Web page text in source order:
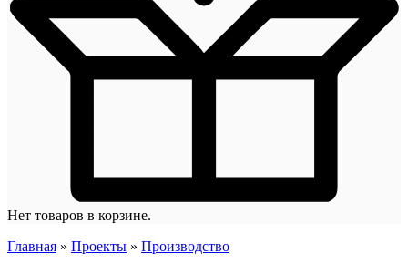
Нет товаров в корзине.
Главная » Проекты » Производство